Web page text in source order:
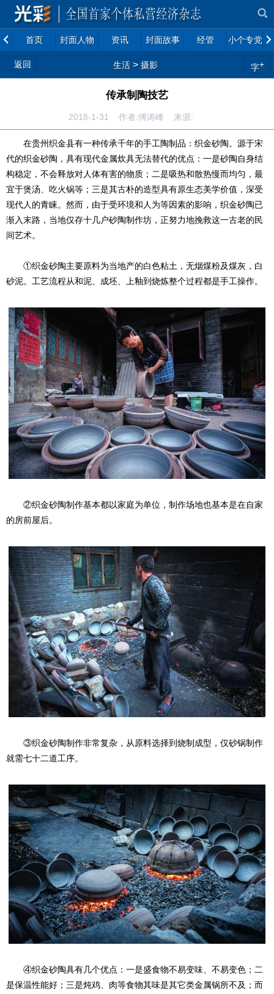
首页 封面人物 资讯 封面故事 经管 小个专党建
返回 生活 > 摄影 字+
传承制陶技艺
2018-1-31 作者:傅涛峰 来源:
在贵州织金县有一种传承千年的手工陶制品：织金砂陶。源于宋
代的织金砂陶，具有现代金属炊具无法替代的优点：一是砂陶自身结
构稳定，不会释放对人体有害的物质；二是吸热和散热慢而均匀，最
宜于煲汤、吃火锅等；三是其古朴的造型具有原生态美学价值，深受
现代人的青睐。然而，由于受环境和人为等因素的影响，织金砂陶已
渐入末路，当地仅存十几户砂陶制作坊，正努力地挽救这一古老的民
间艺术。
①织金砂陶主要原料为当地产的白色粘土，无烟煤粉及煤灰，白
砂泥。工艺流程从和泥、成坯、上釉到烧炼整个过程都是手工操作。
②织金砂陶制作基本都以家庭为单位，制作场地也基本是在自家
的房前屋后。
③织金砂陶制作非常复杂，从原料选择到烧制成型，仅砂锅制作
就需七十二道工序。
④织金砂陶具有几个优点：一是盛食物不易变味、不易变色；二
是保温性能好；三是炖鸡、肉等食物其味是其它类金属锅所不及；而